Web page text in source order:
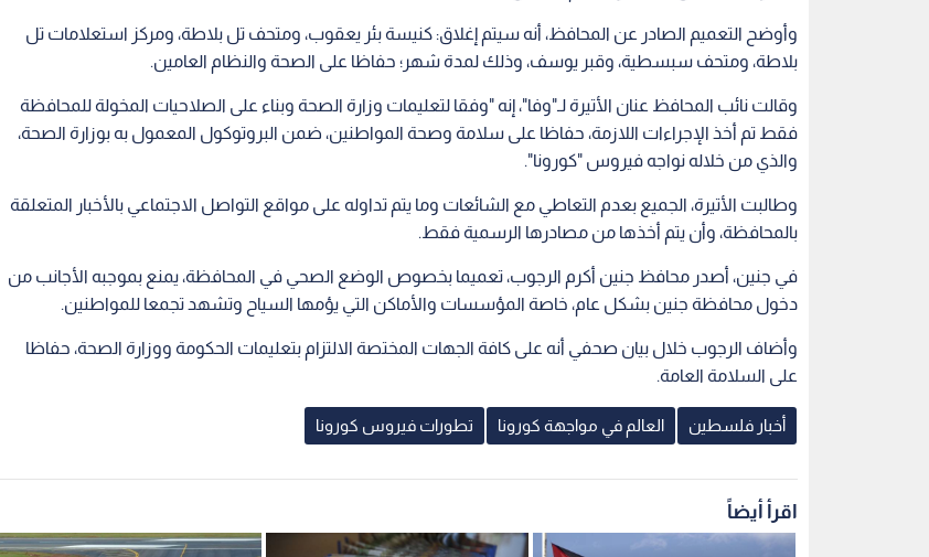
وأوضح التعميم الصادر عن المحافظ، أنه سيتم إغلاق: كنيسة بئر يعقوب، ومتحف تل بلاطة، ومركز استعلامات تل
بلاطة، ومتحف سبسطية، وقبر يوسف، وذلك لمدة شهر؛ حفاظا على الصحة والنظام العامين.
وقالت نائب المحافظ عنان الأتيرة لـ"وفا"، إنه "وفقا لتعليمات وزارة الصحة وبناء على الصلاحيات المخولة للمحافظة
فقط تم أخذ الإجراءات اللازمة، حفاظا على سلامة وصحة المواطنين، ضمن البروتوكول المعمول به بوزارة الصحة،
والذي من خلاله نواجه فيروس "كورونا".
وطالبت الأتيرة، الجميع بعدم التعاطي مع الشائعات وما يتم تداوله على مواقع التواصل الاجتماعي بالأخبار المتعلقة
بالمحافظة، وأن يتم أخذها من مصادرها الرسمية فقط.
في جنين، أصدر محافظ جنين أكرم الرجوب، تعميما بخصوص الوضع الصحي في المحافظة، يمنع بموجبه الأجانب من
دخول محافظة جنين بشكل عام، خاصة المؤسسات والأماكن التي يؤمها السياح وتشهد تجمعا للمواطنين.
وأضاف الرجوب خلال بيان صحفي أنه على كافة الجهات المختصة الالتزام بتعليمات الحكومة ووزارة الصحة، حفاظا
على السلامة العامة.
أخبار فلسطين العالم في مواجهة كورونا تطورات فيروس كورونا
اقرأ أيضاً